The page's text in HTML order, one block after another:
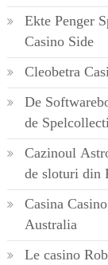
Ekte Penger
Casino Side
Cleobetra
De
de
Cazinoul
de sloturi din
Casina
Australia
Le casino